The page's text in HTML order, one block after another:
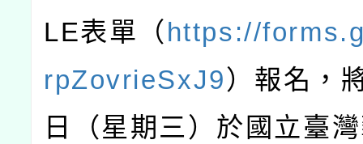
LE表單（ https://
rpZovrieSxJ9）報名，
日（星期三）於國立臺